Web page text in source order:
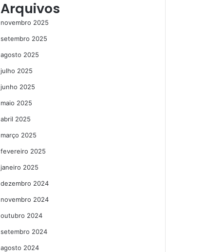
Arquivos
novembro 2025
setembro 2025
agosto 2025
julho 2025
junho 2025
maio 2025
abril 2025
março 2025
fevereiro 2025
janeiro 2025
dezembro 2024
novembro 2024
outubro 2024
setembro 2024
agosto 2024